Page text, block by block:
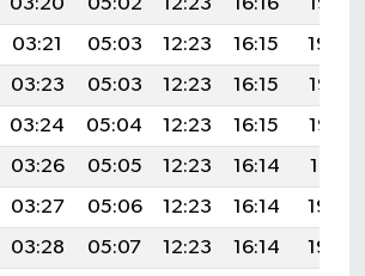
03:21 05:03 12:23 16:15
19:34
03:23 05:03 12:23 16:15
19:33
03:24 05:04 12:23 16:15
19:32
03:26 05:05 12:23 16:14
19:31
03:27 05:06 12:23 16:14
19:30
03:28 05:07 12:23 16:14
19:29